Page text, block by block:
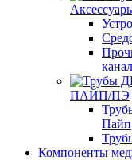
ПАЙП/ПЭ
Пайп
Компоненты